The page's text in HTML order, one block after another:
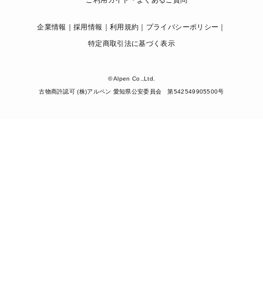
企業情報 採用情報 利用規約
プライバシーポリシー
特定商取引法に基づく表示
© Alpen Co.,Ltd.
古物商許認可 (株)アルペン 愛知県公安委員会 第542549905500号